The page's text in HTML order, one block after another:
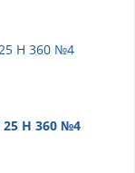
Н 360 №4